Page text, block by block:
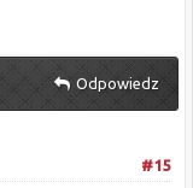
Odpowiedz
#15